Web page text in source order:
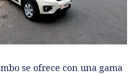
se ofrece con una gama